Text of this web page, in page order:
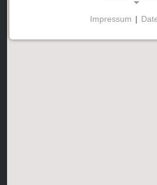
Impressum |